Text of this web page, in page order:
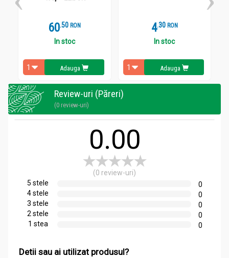
60.5 RON
In stoc
Adauga
4.3 RON
In stoc
Adauga
Review-uri (Păreri)
(0 review-uri)
0.00
(0 review-uri)
5 stele
0
4 stele
0
3 stele
0
2 stele
0
1 stea
0
Detii sau ai utilizat produsul?